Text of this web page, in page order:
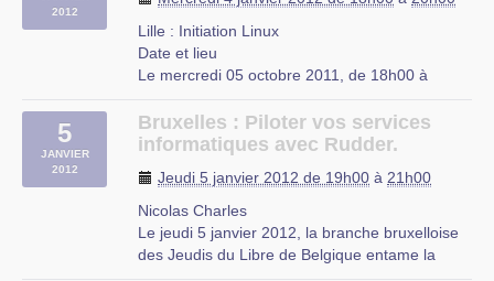
2012
Lille : Initiation Linux
Date et lieu
Le mercredi 05 octobre 2011, de 18h00 à
À Lille, Nord-Pas-de-Calais
Description
niveau débutant tous les mercredis de 18h à
20h à partir du 5 octobre 2011 jusqu’a fin juin
2012 dans les locaux de (…)
UFJ
5
JANVIER
2012
Bruxelles : Piloter vos services
informatiques avec Rudder.
Jeudi 5 janvier 2012 de 19h00 à 21h00
Nicolas Charles
Le jeudi 5 janvier 2012, la branche bruxelloise
des Jeudis du Libre de Belgique entame la